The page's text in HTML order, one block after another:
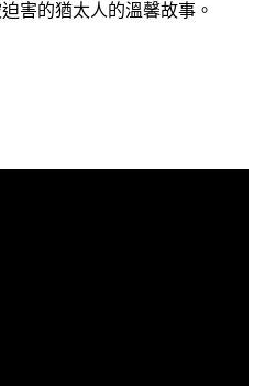
害的猶太人的溫馨故事。